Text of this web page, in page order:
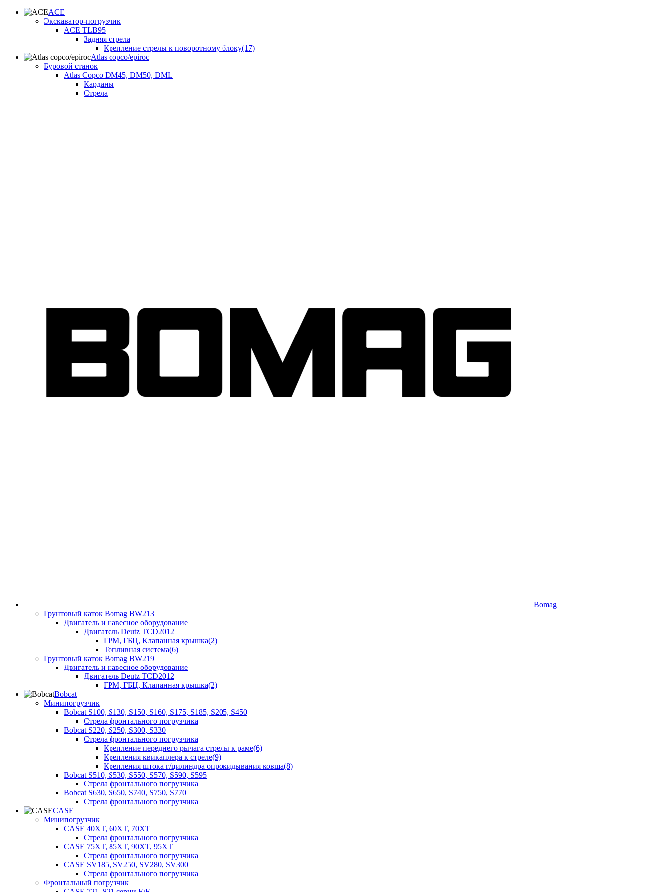
ACE
Экскаватор-погрузчик
ACE TLB95
Задняя стрела
Крепление стрелы к поворотному блоку(17)
Atlas copco/epiroc
Буровой станок
Atlas Copco DM45, DM50, DML
Карданы
Стрела
Bomag
Грунтовый каток Bomag BW213
Двигатель и навесное оборудование
Двигатель Deutz TCD2012
ГРМ, ГБЦ, Клапанная крышка(2)
Топливная система(6)
Грунтовый каток Bomag BW219
Двигатель и навесное оборудование
Двигатель Deutz TCD2012
ГРМ, ГБЦ, Клапанная крышка(2)
Bobcat
Минипогрузчик
Bobcat S100, S130, S150, S160, S175, S185, S205, S450
Стрела фронтального погрузчика
Bobcat S220, S250, S300, S330
Стрела фронтального погрузчика
Крепление переднего рычага стрелы к раме(6)
Крепления квикаплера к стреле(9)
Крепления штока г/цилиндра опрокидывания ковша(8)
Bobcat S510, S530, S550, S570, S590, S595
Стрела фронтального погрузчика
Bobcat S630, S650, S740, S750, S770
Стрела фронтального погрузчика
CASE
Минипогрузчик
CASE 40XT, 60XT, 70XT
Стрела фронтального погрузчика
CASE 75XT, 85XT, 90XT, 95XT
Стрела фронтального погрузчика
CASE SV185, SV250, SV280, SV300
Стрела фронтального погрузчика
Фронтальный погрузчик